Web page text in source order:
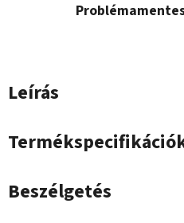
Leírás
Beszélgetés